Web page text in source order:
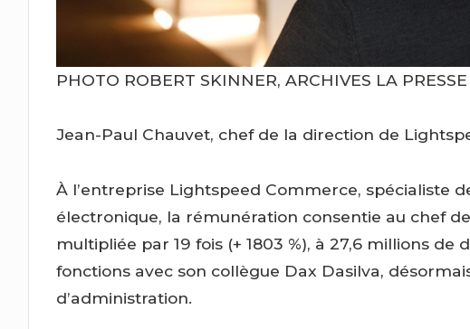
PHOTO ROBERT SKINNER, ARCHIVES LA PRESSE
Jean-Paul Chauvet, chef de la direction de
À l’entreprise Lightspeed Commerce, spécialiste
électronique, la rémunération consentie au chef
multipliée par 19 fois (+ 1803 %), à 27,6 millions de
fonctions avec son collègue Dax Dasilva,
d’administration.